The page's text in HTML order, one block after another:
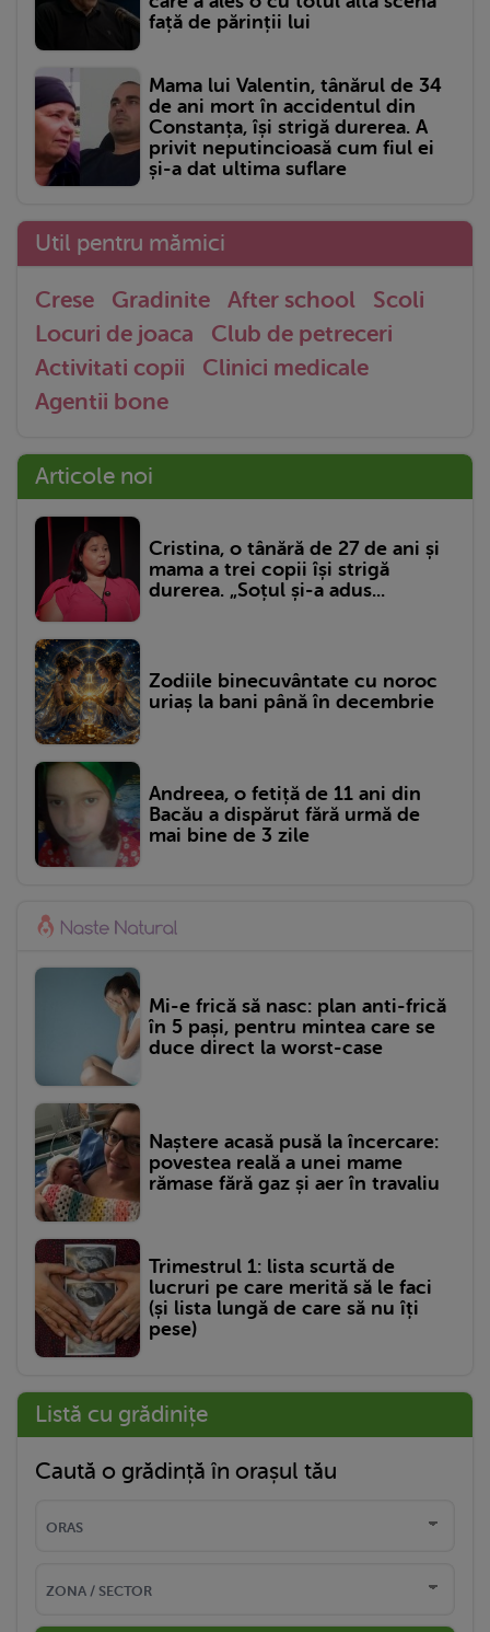
față de părinții lui
Mama lui Valentin, tânărul de 34
de ani mort în accidentul din
Constanța, își strigă durerea. A
privit neputincioasă cum fiul ei
și-a dat ultima suflare
Util pentru mămici
Crese Gradinite After school
Scoli
Locuri de joaca
Club de petreceri
Activitati copii
Clinici medicale
Agentii bone
Articole noi
Cristina, o tânără de 27 de ani și
mama a trei copii își strigă
durerea. „Soțul și-a adus...
Zodiile binecuvântate cu noroc
uriaș la bani până în decembrie
Andreea, o fetiță de 11 ani din
Bacău a dispărut fără urmă de
mai bine de 3 zile
Mi-e frică să nasc: plan anti-frică
în 5 pași, pentru mintea care se
duce direct la worst-case
Naștere acasă pusă la încercare:
povestea reală a unei mame
rămase fără gaz și aer în travaliu
Trimestrul 1: lista scurtă de
lucruri pe care merită să le faci
(și lista lungă de care să nu îți
pese)
Listă cu grădinițe
Caută o grădință în orașul tău